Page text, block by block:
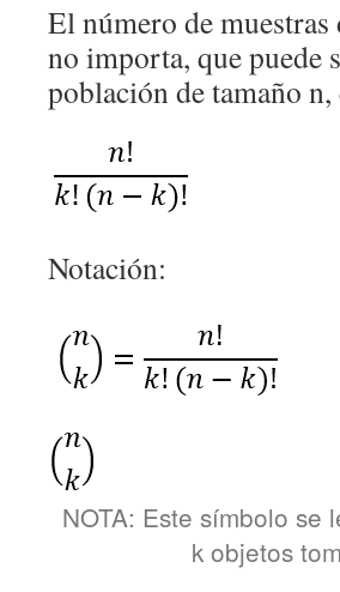
El número de
no importa, que puede
población de tamaño n,
Notación:
NOTA: Este símbolo se
k objetos